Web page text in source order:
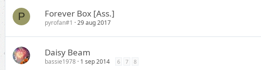
P Forever Box [Ass.]
pyrofan#1 29 aug 2017
Daisy Beam
bassie1978 1 sep 2014 6 7 8